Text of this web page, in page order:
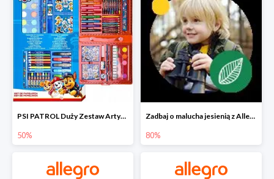
PSI PATROL Duży Zestaw Artystyczny 52 elementy na piąty komplet -50%
50%
Zadbaj o malucha jesienią z Allegro do -80%
80%